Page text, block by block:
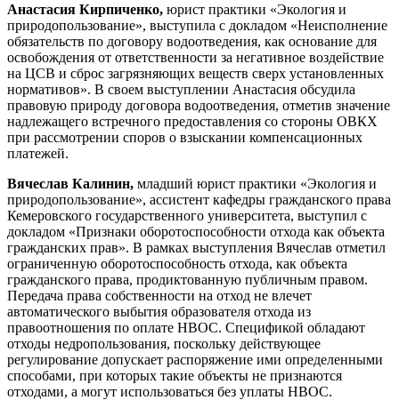
Анастасия Кирпиченко, юрист практики «Экология и
природопользование», выступила с докладом «Неисполнение
обязательств по договору водоотведения, как основание для
освобождения от ответственности за негативное воздействие
на ЦСВ и сброс загрязняющих веществ сверх установленных
нормативов». В своем выступлении Анастасия обсудила
правовую природу договора водоотведения, отметив значение
надлежащего встречного предоставления со стороны ОВКХ
при рассмотрении споров о взыскании компенсационных
платежей.
Вячеслав Калинин, младший юрист практики «Экология и
природопользование», ассистент кафедры гражданского права
Кемеровского государственного университета, выступил с
докладом «Признаки оборотоспособности отхода как объекта
гражданских прав». В рамках выступления Вячеслав отметил
ограниченную оборотоспособность отхода, как объекта
гражданского права, продиктованную публичным правом.
Передача права собственности на отход не влечет
автоматического выбытия образователя отхода из
правоотношения по оплате НВОС. Спецификой обладают
отходы недропользования, поскольку действующее
регулирование допускает распоряжение ими определенными
способами, при которых такие объекты не признаются
отходами, а могут использоваться без уплаты НВОС.